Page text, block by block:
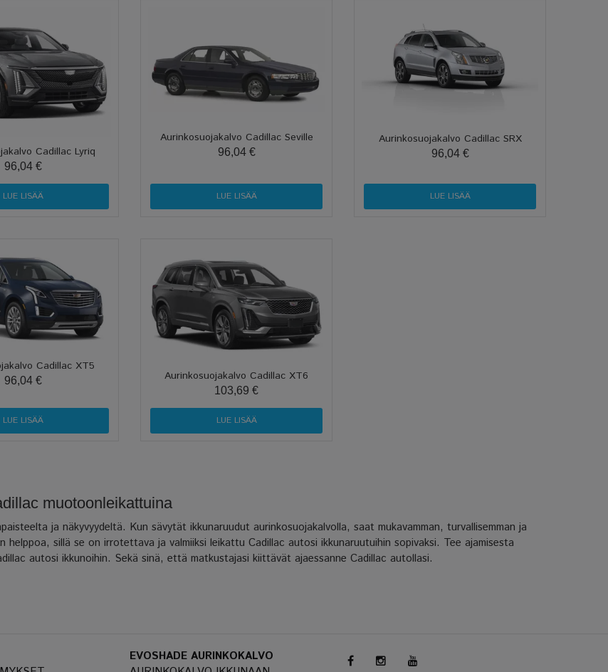
Cadillac Lyriq
96,04 €
LUE LISÄÄ
Aurinkosuojakalvo Cadillac Seville
96,04 €
LUE LISÄÄ
Aurinkosuojakalvo Cadillac SRX
96,04 €
LUE LISÄÄ
Cadillac XT5
96,04 €
LUE LISÄÄ
Aurinkosuojakalvo Cadillac XT6
103,69 €
LUE LISÄÄ
muotoonleikattuina
ja näkyvyydeltä. Kun sävytät ikkunaruudut aurinkosuojakalvolla, saat mukavamman, turvallisemman ja
helppoa, sillä se on irrotettava ja valmiiksi leikattu Cadillac autosi ikkunaruutuihin sopivaksi. Tee ajamisesta
autosi ikkunoihin. Sekä sinä, että matkustajasi kiittävät ajaessanne Cadillac autollasi.
EVOSHADE AURINKOKALVO